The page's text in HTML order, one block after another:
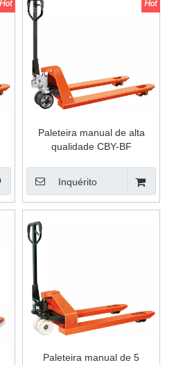
Paleteira manual de alta
qualidade CBY-BF
Inquérito
Paleteira manual de 5